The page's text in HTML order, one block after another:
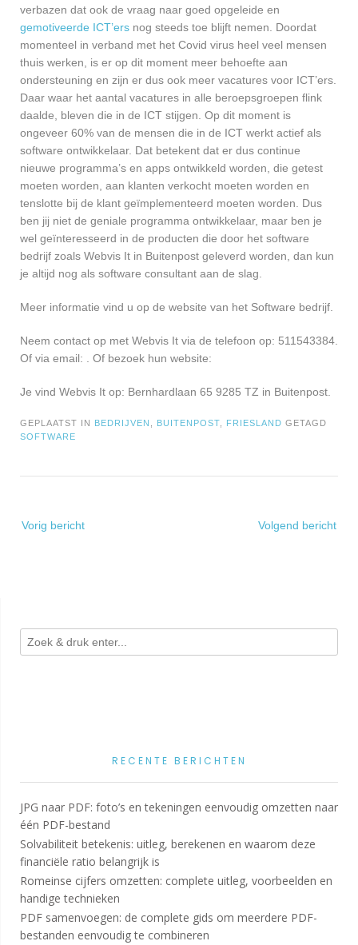
verbazen dat ook de vraag naar goed opgeleide en
gemotiveerde ICT’ers nog steeds toe blijft nemen. Doordat
momenteel in verband met het Covid virus heel veel mensen
thuis werken, is er op dit moment meer behoefte aan
ondersteuning en zijn er dus ook meer vacatures voor ICT’ers.
Daar waar het aantal vacatures in alle beroepsgroepen flink
daalde, bleven die in de ICT stijgen. Op dit moment is
ongeveer 60% van de mensen die in de ICT werkt actief als
software ontwikkelaar. Dat betekent dat er dus continue
nieuwe programma’s en apps ontwikkeld worden, die getest
moeten worden, aan klanten verkocht moeten worden en
tenslotte bij de klant geïmplementeerd moeten worden. Dus
ben jij niet de geniale programma ontwikkelaar, maar ben je
wel geïnteresseerd in de producten die door het software
bedrijf zoals Webvis It in Buitenpost geleverd worden, dan kun
je altijd nog als software consultant aan de slag.
Meer informatie vind u op de website van het Software bedrijf.
Neem contact op met Webvis It via de telefoon op: 511543384.
Of via email:
. Of bezoek hun website:
Je vind Webvis It op: Bernhardlaan 65 9285 TZ in Buitenpost.
GEPLAATST IN BEDRIJVEN BUITENPOST FRIESLAND GETAGD
SOFTWARE
navigatie
Vorig bericht Volgend bericht
RECENTE BERICHTEN
JPG naar PDF: foto’s en tekeningen eenvoudig omzetten naar
één PDF-bestand
Solvabiliteit betekenis: uitleg, berekenen en waarom deze
financiële ratio belangrijk is
Romeinse cijfers omzetten: complete uitleg, voorbeelden en
handige technieken
PDF samenvoegen: de complete gids om meerdere PDF-
bestanden eenvoudig te combineren